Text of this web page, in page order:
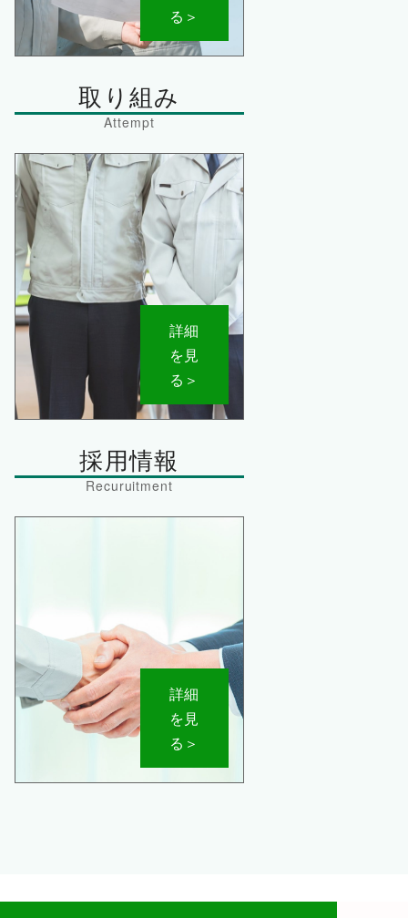
る＞
取り組み
詳細
を見
る＞
採用情報
詳細
を見
る＞